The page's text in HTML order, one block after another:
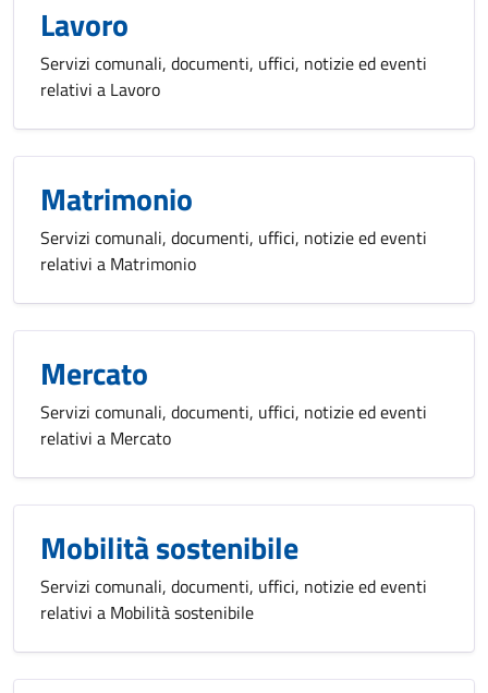
Lavoro
Servizi comunali, documenti, uffici, notizie ed eventi
relativi a Lavoro
Matrimonio
Servizi comunali, documenti, uffici, notizie ed eventi
relativi a Matrimonio
Mercato
Servizi comunali, documenti, uffici, notizie ed eventi
relativi a Mercato
Mobilità sostenibile
Servizi comunali, documenti, uffici, notizie ed eventi
relativi a Mobilità sostenibile